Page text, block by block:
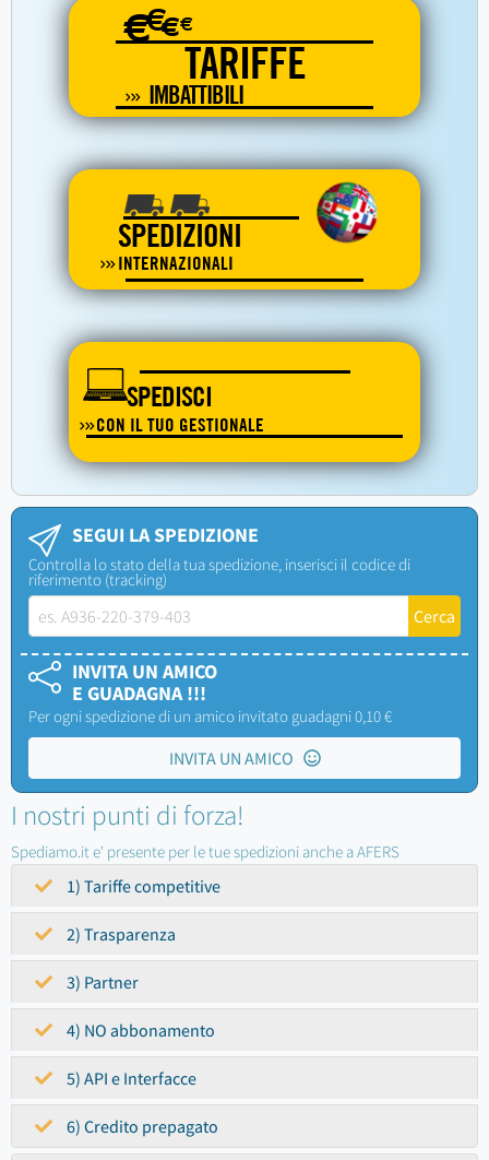
€€€€
TARIFFE
IMBATTIBILI
SPEDIZIONI
INTERNAZIONALI
SPEDISCI
CON IL TUO GESTIONALE
SEGUI LA SPEDIZIONE
Controlla lo stato della tua spedizione, inserisci il codice di
riferimento (tracking)
INVITA UN AMICO
E GUADAGNA !!!
Per ogni spedizione di un amico invitato guadagni 0,10 €
INVITA UN AMICO
I nostri punti di forza!
Spediamo.it e' presente per le tue spedizioni anche a AFERS
1) Tariffe competitive
2) Trasparenza
3) Partner
4) NO abbonamento
5) API e Interfacce
6) Credito prepagato